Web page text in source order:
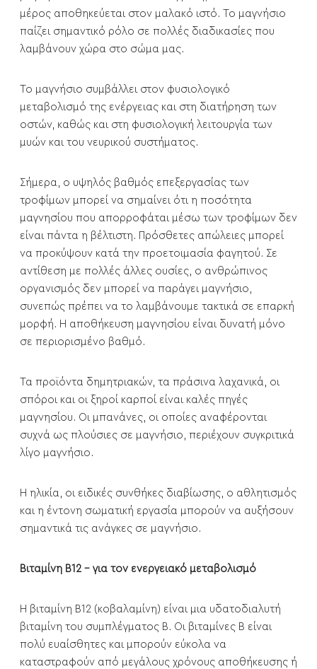
μέρος αποθηκεύεται στον μαλακό ιστό. Το μαγνήσιο
παίζει σημαντικό ρόλο σε πολλές διαδικασίες που
λαμβάνουν χώρα στο σώμα μας.
Το μαγνήσιο συμβάλλει στον φυσιολογικό
μεταβολισμό της ενέργειας και στη διατήρηση των
οστών, καθώς και στη φυσιολογική λειτουργία των
μυών και του νευρικού συστήματος.
Σήμερα, ο υψηλός βαθμός επεξεργασίας των
τροφίμων μπορεί να σημαίνει ότι η ποσότητα
μαγνησίου που απορροφάται μέσω των τροφίμων δεν
είναι πάντα η βέλτιστη. Πρόσθετες απώλειες μπορεί
να προκύψουν κατά την προετοιμασία φαγητού. Σε
αντίθεση με πολλές άλλες ουσίες, ο ανθρώπινος
οργανισμός δεν μπορεί να παράγει μαγνήσιο,
συνεπώς πρέπει να το λαμβάνουμε τακτικά σε επαρκή
μορφή. Η αποθήκευση μαγνησίου είναι δυνατή μόνο
σε περιορισμένο βαθμό.
Τα προϊόντα δημητριακών, τα πράσινα λαχανικά, οι
σπόροι και οι ξηροί καρποί είναι καλές πηγές
μαγνησίου. Οι μπανάνες, οι οποίες αναφέρονται
συχνά ως πλούσιες σε μαγνήσιο, περιέχουν συγκριτικά
λίγο μαγνήσιο.
Η ηλικία, οι ειδικές συνθήκες διαβίωσης, ο αθλητισμός
και η έντονη σωματική εργασία μπορούν να αυξήσουν
σημαντικά τις ανάγκες σε μαγνήσιο.
Βιταμίνη Β12 - για τον ενεργειακό μεταβολισμό
Η βιταμίνη Β12 (κοβαλαμίνη) είναι μια υδατοδιαλυτή
βιταμίνη του συμπλέγματος Β. Οι βιταμίνες Β είναι
πολύ ευαίσθητες και μπορούν εύκολα να
καταστραφούν από μεγάλους χρόνους αποθήκευσης ή